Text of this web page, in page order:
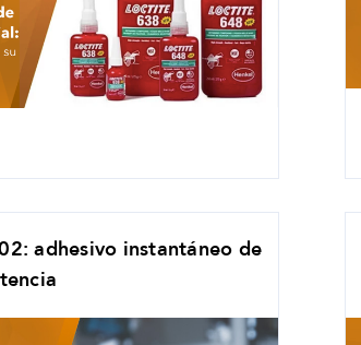
adhesivo instantáneo de